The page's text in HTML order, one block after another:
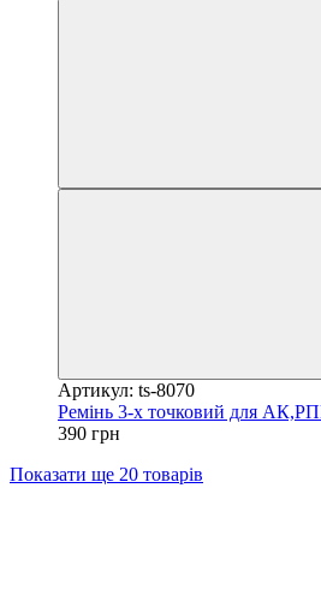
Артикул: ts-8070
Ремінь 3-х точковий для
390 грн
Показати ще 20 товарів